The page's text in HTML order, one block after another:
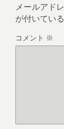
メールアド
が付いてい
コメント ※